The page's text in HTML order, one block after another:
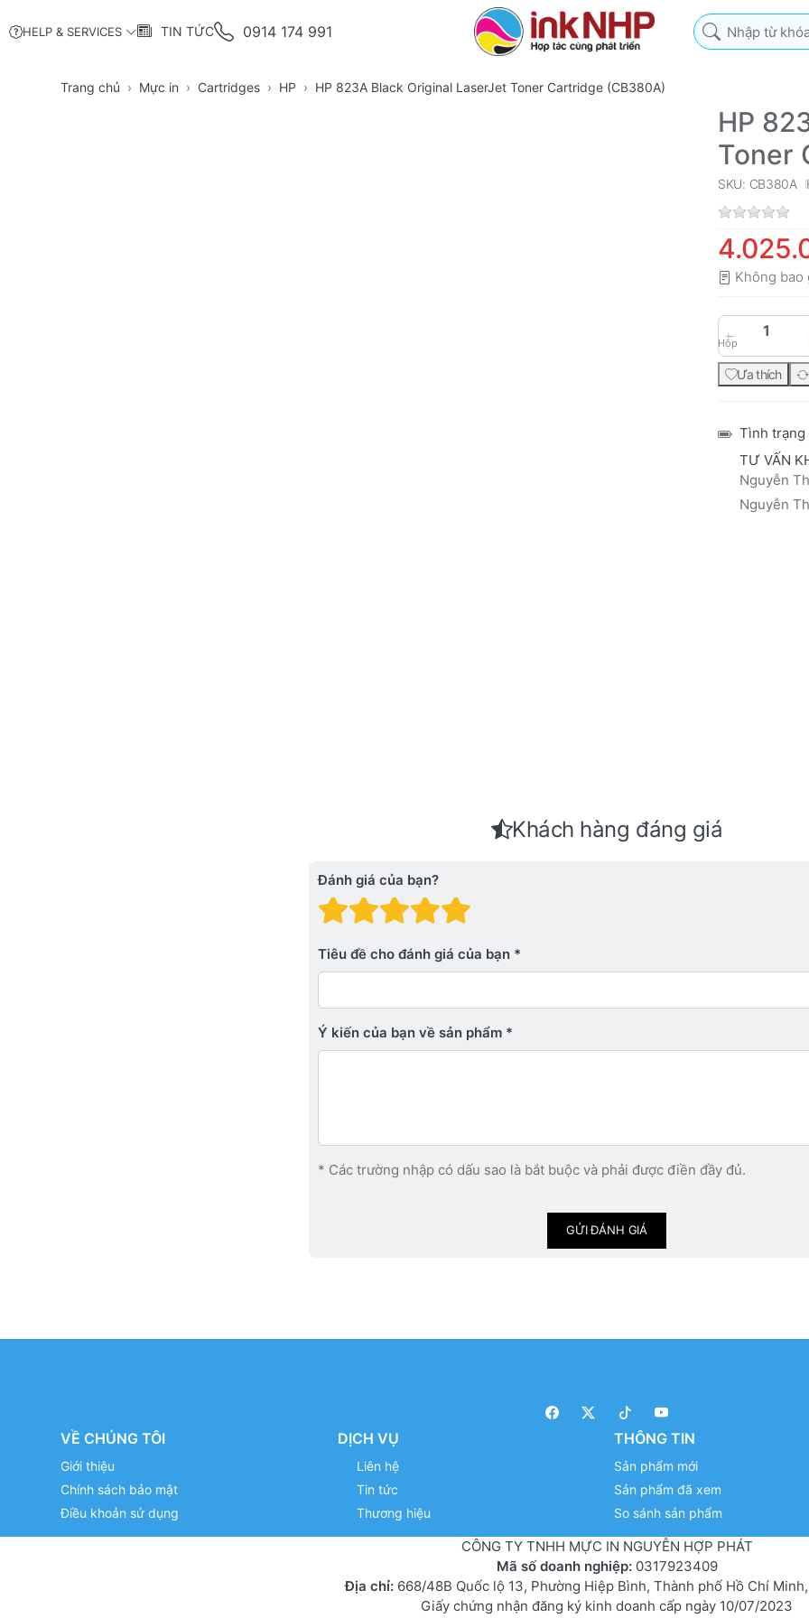
HELP & SERVICES TIN TỨC 0914 174 991
Nhập từ khóa tìm
Trang chủ Mực in Cartridges HP HP 823A Black Original LaserJet Toner Cartridge (CB380A)
HP
Toner
SKU: CB380A
Không bao
Hộp
Ưa thích
Tình trạng
TƯ VẤN
Nguyễn
Nguyễn
Khách hàng đáng giá
Đánh giá của bạn?
Đánh giá: 4 trên 5 sao.
Đánh giá: 3 trên 5 sao.
Đánh giá: 2 trên 5 sao.
Đánh giá: 1 trên 5 sao. Xấu
Tiêu đề cho đánh giá của bạn
Ý kiến ​​của bạn về sản phẩm
* Các trường nhập có dấu sao là bắt buộc và phải được điền đầy đủ.
GỬI ĐÁNH GIÁ
VỀ CHÚNG TÔI
Giới thiệu
Chính sách bảo mật
Điều khoản sử dụng
DỊCH VỤ
Liên hệ
Tin tức
Thương hiệu
THÔNG TIN
Sản phẩm mới
Sản phẩm đã xem
So sánh sản phẩm
CÔNG TY TNHH MỰC IN NGUYỄN HỢP PHÁT
Mã số doanh nghiệp: 0317923409
Địa chỉ:668/48B Quốc lộ 13, Phường Hiệp Bình, Thành phố Hồ Chí
Giấy chứng nhận đăng ký kinh doanh cấp ngày 10/07/2023